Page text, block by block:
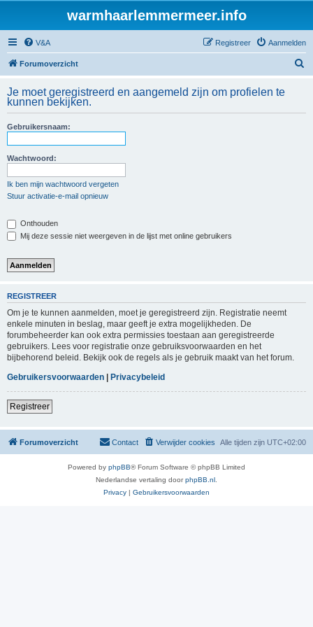
warmhaarlemmermeer.info
V&A Aanmelden
Registreer
Forumoverzicht
k
Je moet geregistreerd en aangemeld zijn om profielen te
kunnen bekijken.
Gebruikersnaam:
Wachtwoord:
Ik ben mijn wachtwoord vergeten
Stuur activatie-e-mail opnieuw
Onthouden
Mij deze sessie niet weergeven in de lijst met online gebruikers
REGISTREER
Om je te kunnen aanmelden, moet je geregistreerd zijn. Registratie neemt
enkele minuten in beslag, maar geeft je extra mogelijkheden. De
forumbeheerder kan ook extra permissies toestaan aan geregistreerde
gebruikers. Lees voor registratie onze gebruiksvoorwaarden en het
bijbehorend beleid. Bekijk ook de regels als je gebruik maakt van het forum.
Gebruikersvoorwaarden | Privacybeleid
Registreer
Forumoverzicht Alle tijden zijn UTC+02:00
Verwijder cookies
Contact
Powered by phpBB® Forum Software © phpBB Limited
Nederlandse vertaling doorphpBB.nl
Privacy | Gebruikersvoorwaarden